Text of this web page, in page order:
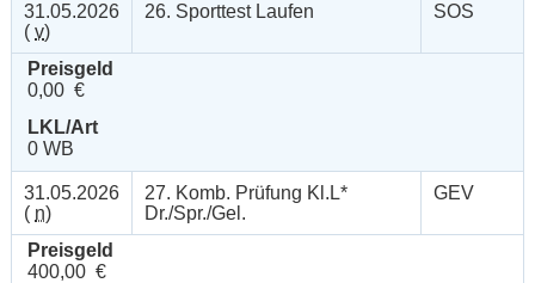
31.05.2026
( v)
26. Sporttest Laufen SOS
Preisgeld
0,00 €
LKL/Art
0 WB
31.05.2026
( n)
27. Komb. Prüfung Kl.L*
Dr./Spr./Gel.
GEV
Preisgeld
400,00 €